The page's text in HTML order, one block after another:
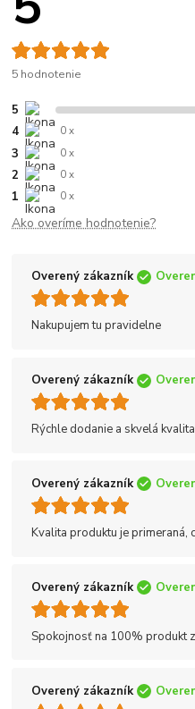
5 hodnotenie
5
4 0 x
3 0 x
2 0 x
1 0 x
Ako overíme hodnotenie?
Overený zákazník
Nakupujem tu pravidelne
Overený zákazník
Rýchle dodanie a skvelá
Overený zákazník
Kvalita produktu je primeraná,
Overený zákazník
Spokojnosť na 100% produkt
Overený zákazník